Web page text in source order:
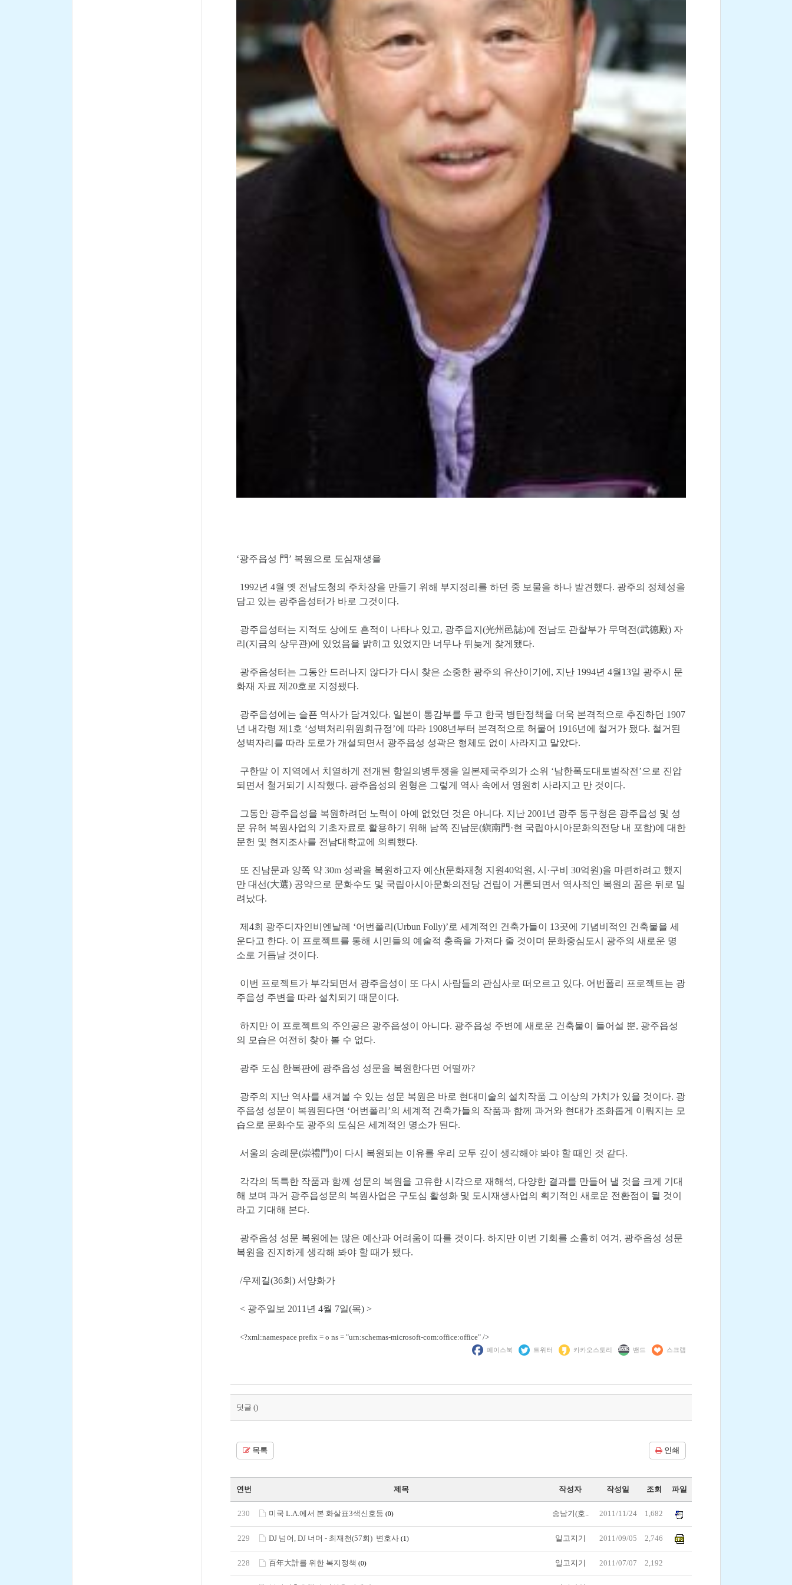
‘광주읍성 門’ 복원으로 도심재생을
1992년 4월 옛 전남도청의 주차장을 만들기 위해 부지정리를 하던 중 보물을 하나 발견했다. 광주의 정체성을
담고 있는 광주읍성터가 바로 그것이다.
광주읍성터는 지적도 상에도 흔적이 나타나 있고, 광주읍지(光州邑誌)에 전남도 관찰부가 무덕전(武德殿) 자
리(지금의 상무관)에 있었음을 밝히고 있었지만 너무나 뒤늦게 찾게됐다.
광주읍성터는 그동안 드러나지 않다가 다시 찾은 소중한 광주의 유산이기에, 지난 1994년 4월13일 광주시 문
화재 자료 제20호로 지정됐다.
광주읍성에는 슬픈 역사가 담겨있다. 일본이 통감부를 두고 한국 병탄정책을 더욱 본격적으로 추진하던 1907
년 내각령 제1호 ‘성벽처리위원회규정’에 따라 1908년부터 본격적으로 허물어 1916년에 철거가 됐다. 철거된
성벽자리를 따라 도로가 개설되면서 광주읍성 성곽은 형체도 없이 사라지고 말았다.
구한말 이 지역에서 치열하게 전개된 항일의병투쟁을 일본제국주의가 소위 ‘남한폭도대토벌작전’으로 진압
되면서 철거되기 시작했다. 광주읍성의 원형은 그렇게 역사 속에서 영원히 사라지고 만 것이다.
그동안 광주읍성을 복원하려던 노력이 아예 없었던 것은 아니다. 지난 2001년 광주 동구청은 광주읍성 및 성
문 유허 복원사업의 기초자료로 활용하기 위해 남쪽 진남문(鎭南門·현 국립아시아문화의전당 내 포함)에 대한
문헌 및 현지조사를 전남대학교에 의뢰했다.
또 진남문과 양쪽 약 30m 성곽을 복원하고자 예산(문화재청 지원40억원, 시·구비 30억원)을 마련하려고 했지
만 대선(大選) 공약으로 문화수도 및 국립아시아문화의전당 건립이 거론되면서 역사적인 복원의 꿈은 뒤로 밀
려났다.
제4회 광주디자인비엔날레 ‘어번폴리(Urbun Folly)’로 세계적인 건축가들이 13곳에 기념비적인 건축물을 세
운다고 한다. 이 프로젝트를 통해 시민들의 예술적 충족을 가져다 줄 것이며 문화중심도시 광주의 새로운 명
소로 거듭날 것이다.
이번 프로젝트가 부각되면서 광주읍성이 또 다시 사람들의 관심사로 떠오르고 있다. 어번폴리 프로젝트는 광
주읍성 주변을 따라 설치되기 때문이다.
하지만 이 프로젝트의 주인공은 광주읍성이 아니다. 광주읍성 주변에 새로운 건축물이 들어설 뿐, 광주읍성
의 모습은 여전히 찾아 볼 수 없다.
광주 도심 한복판에 광주읍성 성문을 복원한다면 어떨까?
광주의 지난 역사를 새겨볼 수 있는 성문 복원은 바로 현대미술의 설치작품 그 이상의 가치가 있을 것이다. 광
주읍성 성문이 복원된다면 ‘어번폴리’의 세계적 건축가들의 작품과 함께 과거와 현대가 조화롭게 이뤄지는 모
습으로 문화수도 광주의 도심은 세계적인 명소가 된다.
서울의 숭례문(崇禮門)이 다시 복원되는 이유를 우리 모두 깊이 생각해야 봐야 할 때인 것 같다.
각각의 독특한 작품과 함께 성문의 복원을 고유한 시각으로 재해석, 다양한 결과를 만들어 낼 것을 크게 기대
해 보며 과거 광주읍성문의 복원사업은 구도심 활성화 및 도시재생사업의 획기적인 새로운 전환점이 될 것이
라고 기대해 본다.
광주읍성 성문 복원에는 많은 예산과 어려움이 따를 것이다. 하지만 이번 기회를 소홀히 여겨, 광주읍성 성문
복원을 진지하게 생각해 봐야 할 때가 됐다.
/우제길(36회) 서양화가
< 광주일보 2011년 4월 7일(목) >
<?xml:namespace prefix = o ns = "urn:schemas-microsoft-com:office:office" />
페이스북 트위터 카카오스토리 밴드 스크랩
덧글 ()
목록 인쇄
연번 제목 작성자 작성일 조회 파일
230 미국 L.A.에서 본 화살표3색신호등 (0) 송남기(호.. 2011/11/24 1,682
229 DJ 넘어, DJ 너머 - 최재천(57회) 변호사 (1) 일고지기 2011/09/05 2,746
228 百年大計를 위한 복지정책 (0) 일고지기 2011/07/07 2,192